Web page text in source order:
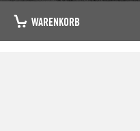
WARENKORB